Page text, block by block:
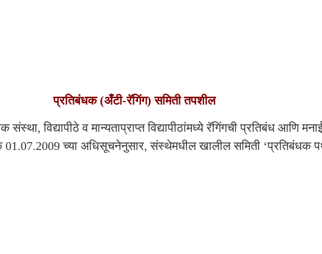
प्रतिबंधक (अँटी-रॅगिंग) समिती तपशील
संस्था, विद्यापीठे व मान्यताप्राप्त विद्यापीठांमध्ये रॅगिंगची प्रतिबंध आणि
01.07.2009 च्या अधिसूचनेनुसार, संस्थेमधील खालील समिती ‘प्रतिबंधक